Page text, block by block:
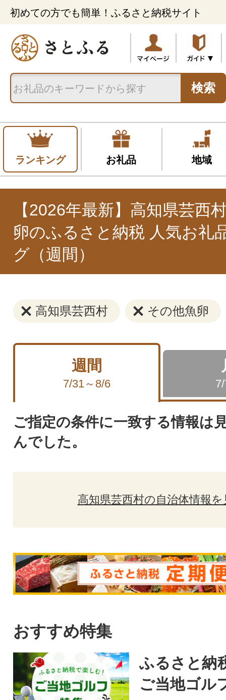
初めての方でも簡単！ふるさと納税サイト
検索
ランキング お礼品 地域
【2026年最新】高知県芸西
卵のふるさと納税 人気お礼
グ（週間）
高知県芸西村 その他魚卵
週間
7/31～8/6
ご指定の条件に一致する情報は
んでした。
高知県芸西村の自治体情報を
おすすめ特集
ふるさと納
ご当地ゴル